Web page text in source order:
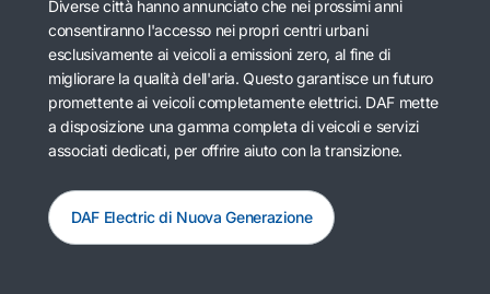
Diverse città hanno annunciato che nei prossimi anni
consentiranno l'accesso nei propri centri urbani
esclusivamente ai veicoli a emissioni zero, al fine di
migliorare la qualità dell'aria. Questo garantisce un futuro
promettente ai veicoli completamente elettrici. DAF mette
a disposizione una gamma completa di veicoli e servizi
associati dedicati, per offrire aiuto con la transizione.
DAF Electric di Nuova Generazione